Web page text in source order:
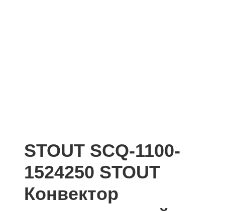
STOUT SCQ-1100-
1524250 STOUT
Конвектор